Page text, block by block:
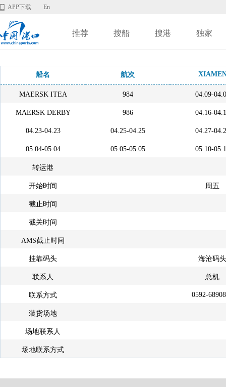
APP下载 En
推荐 搜船 搜港 独家
船名 航次
MAERSK ITEA 984 04.09-
MAERSK DERBY 986 04.16-
04.23-04.23 04.25-04.25 04.27-
05.04-05.04 05.05-05.05 05.10-
转运港
开始时间 周五
截止时间
截关时间
AMS截止时间
挂靠码头 海沧码头
联系人 总机
联系方式 0592-
装货场地
场地联系人
场地联系方式